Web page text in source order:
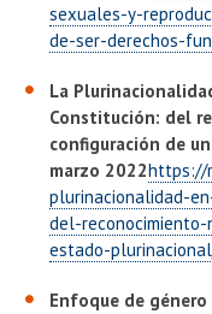
sexuales-y-
de-ser-derechos-
La
Constitución: del
configuración de
marzo 2022https://
plurinacionalidad-
del-
estado-
Enfoque de